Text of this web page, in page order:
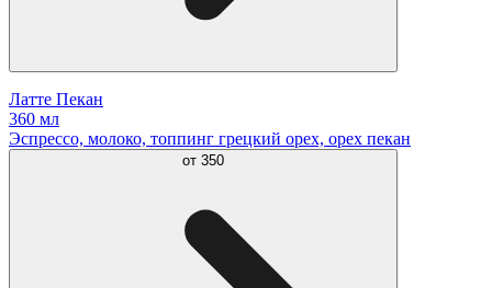
Латте Пекан
360 мл
Эспрессо, молоко, топпинг грецкий орех, орех пекан
от 350